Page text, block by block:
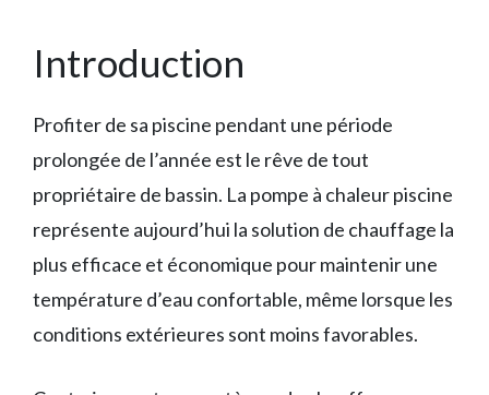
Introduction
Profiter de sa piscine pendant une période
prolongée de l’année est le rêve de tout
propriétaire de bassin. La pompe à chaleur piscine
représente aujourd’hui la solution de chauffage la
plus efficace et économique pour maintenir une
température d’eau confortable, même lorsque les
conditions extérieures sont moins favorables.